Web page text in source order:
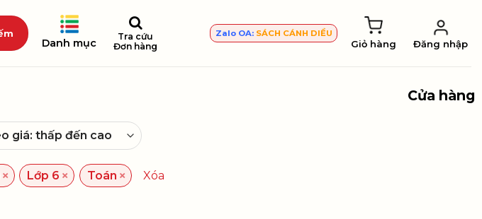
Danh mục
Tra cứu
Đơn hàng
Zalo OA: SÁCH CÁNH DIỀU
Giỏ hàng Đăng nhập
Cửa hàng
× Lớp 6 × Toán × Xóa